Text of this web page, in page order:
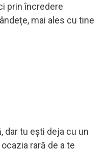
prin încredere
mai ales cu tine
dar tu ești deja cu un
rară de a te